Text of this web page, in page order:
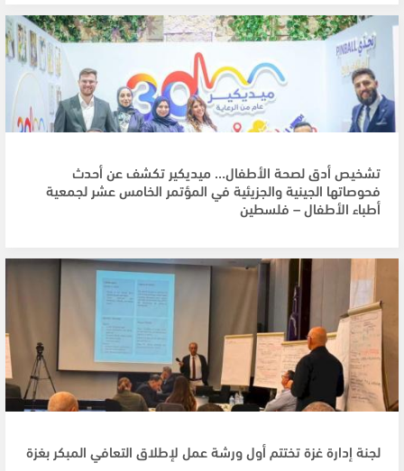
تشخيص أدق لصحة الأطفال… ميديكير تكشف عن أحدث
فحوصاتها الجينية والجزيئية في المؤتمر الخامس عشر لجمعية
أطباء الأطفال – فلسطين
لجنة إدارة غزة تختتم أول ورشة عمل لإطلاق التعافي المبكر بغزة